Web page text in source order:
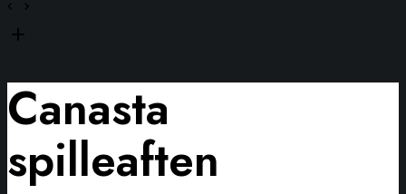
Canasta
spilleaften